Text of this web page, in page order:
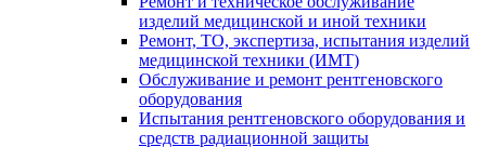
изделий медицинской и иной техники
Ремонт, ТО, экспертиза, испытания изделий
медицинской техники (ИМТ)
Обслуживание и ремонт рентгеновского
оборудования
Испытания рентгеновского оборудования и
средств радиационной защиты